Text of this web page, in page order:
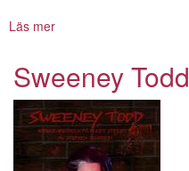
Läs mer
inte,
Vi
betalar
inte
Sweeney Todd